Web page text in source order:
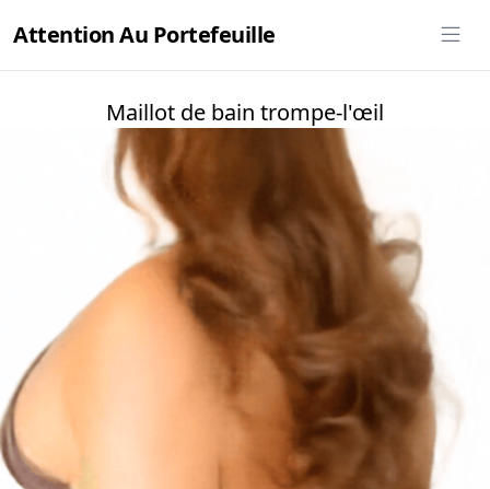
Attention Au Portefeuille
Maillot de bain trompe-l'œil